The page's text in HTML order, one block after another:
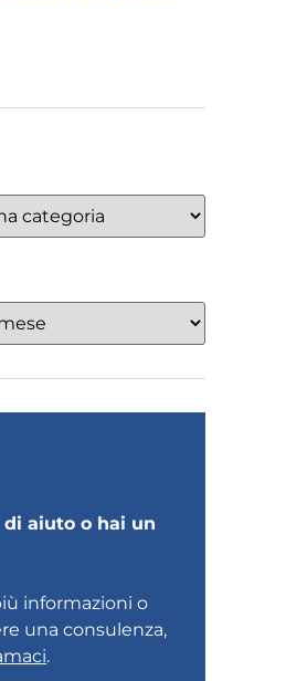
aiuto o hai un
informazioni o
una consulenza,
.